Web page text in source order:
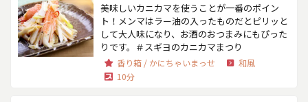
美味しいカニカマを使うことが一番のポイン
ト！メンマはラー油の入ったものだとピリッと
して大人味になり、お酒のおつまみにもぴった
りです。＃スギヨのカニカマまつり
香り箱 / かにちゃいまっせ
和風
10分